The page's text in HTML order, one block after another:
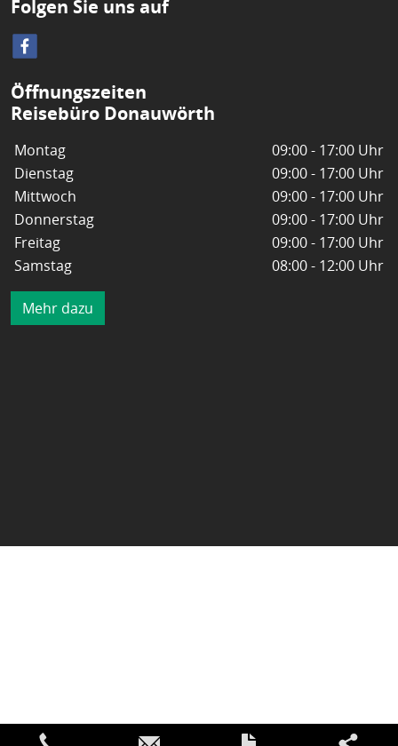
Folgen Sie uns auf
Öffnungszeiten
Reisebüro Donauwörth
Montag
09:00 - 17:00 Uhr
Dienstag
09:00 - 17:00 Uhr
Mittwoch
09:00 - 17:00 Uhr
Donnerstag
09:00 - 17:00 Uhr
Freitag
09:00 - 17:00 Uhr
Samstag
08:00 - 12:00 Uhr
Mehr dazu